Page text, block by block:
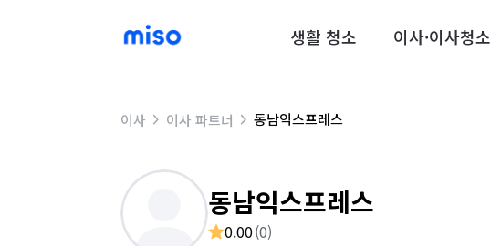
생활 청소 이사·이사청소
이사 이사 파트너 동남익스프레스
동남익스프레스
0.00(0)